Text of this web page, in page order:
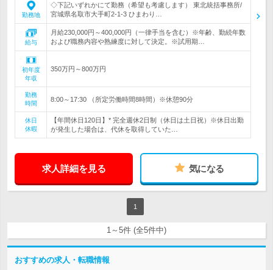
勤務地
◇下記いずれかにて勤務（希望も考慮します） 東北統括事務所/
宮城県名取市大手町2-1-3 ひまわり…
給与
月給230,000円～400,000円（一律手当を含む）※年齢、勤続年数
および職務内容や熟練度に対して決定。※試用期…
初年度
年収
350万円～800万円
勤務
時間
8:00～17:30 （所定労働時間8時間）※休憩90分
休日
休暇
【年間休日120日】* 完全週休2日制（休日は土日祝）※休日出勤
が発生した場合は、代休を取得していた…
求人詳細を見る 気になる
1
1～5件 (全5件中)
おすすめの求人・転職情報